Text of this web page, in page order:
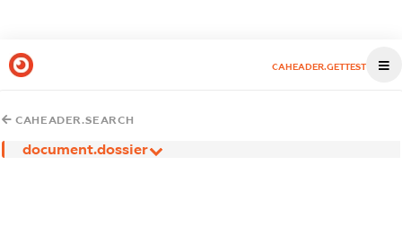
CAHEADER.GETTEST
CAHEADER.SEARCH
document.dossier